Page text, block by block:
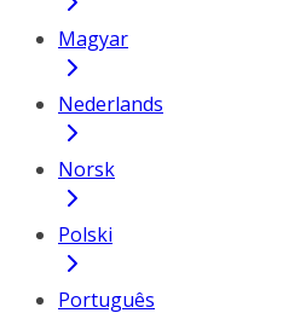
Magyar
Nederlands
Norsk
Polski
Português